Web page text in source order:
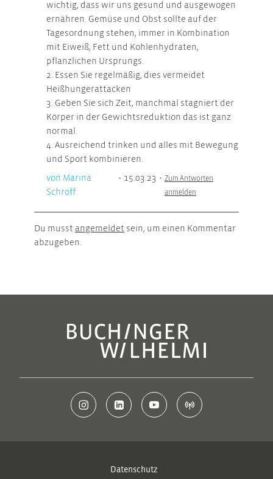
wichtig, dass wir uns gesund und ausgewogen
ernähren. Gemüse und Obst sollte auf der
Tagesordnung stehen, immer in Kombination
mit Eiweiß, Fett und Kohlenhydraten,
pflanzlichen Ursprungs.
2. Essen Sie regelmäßig, dies vermeidet
Heißhungerattacken
3. Geben Sie sich Zeit, manchmal stagniert der
Körper in der Gewichtsreduktion das ist ganz
normal.
4. Ausreichend trinken und alles mit Bewegung
und Sport kombinieren.
von Marina
Schroff
• 15.03.23 • Zum Antworten
anmelden
Du musst angemeldet sein, um einen Kommentar
abzugeben.
Datenschutz